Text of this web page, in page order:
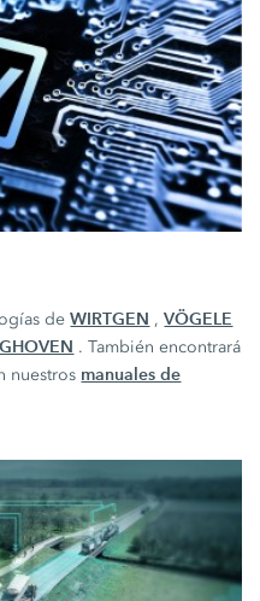
deWIRTGEN ,VÖGELE
. También encontrará
nuestros manuales de